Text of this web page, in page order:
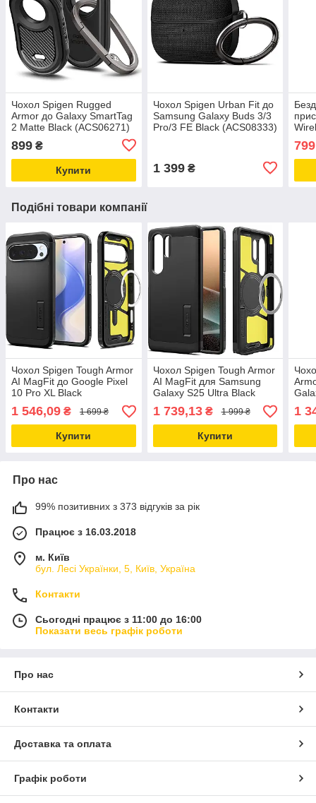
Чохол Spigen Rugged
Armor до Galaxy SmartTag
2 Matte Black (ACS06271)
899 ₴
Купити
Чохол Spigen Urban Fit до
Samsung Galaxy Buds 3/3
Pro/3 FE Black (ACS08333)
1 399₴
Подібні товари компанії
Чохол Spigen Tough Armor
AI MagFit до Google Pixel
10 Pro XL Black
(ACS09728)
1 546,09 ₴ 1 699 ₴
Купити
Чохол Spigen Tough Armor
AI MagFit для Samsung
Galaxy S25 Ultra Black
(ACS08964)
1 739,13₴ 1 999 ₴
Купити
1
Про нас
99% позитивних з 373 відгуків за рік
Працює з 16.03.2018
м. Київ
бул. Лесі Українки, 5, Київ, Україна
Контакти
Сьогодні працює з 11:00 до 16:00
Показати весь графік роботи
Про нас
Контакти
Доставка та оплата
Графік роботи